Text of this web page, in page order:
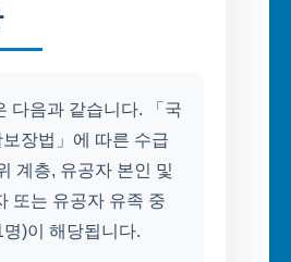
다음과 같습니다. 「국
장법」에 따른 수급
계층, 유공자 본인 및
또는 유공자 유족 중
)이 해당됩니다.